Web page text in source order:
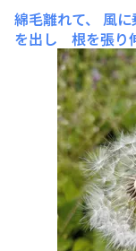
綿毛離れて、 風に
を出し 根を張り
都々逸。